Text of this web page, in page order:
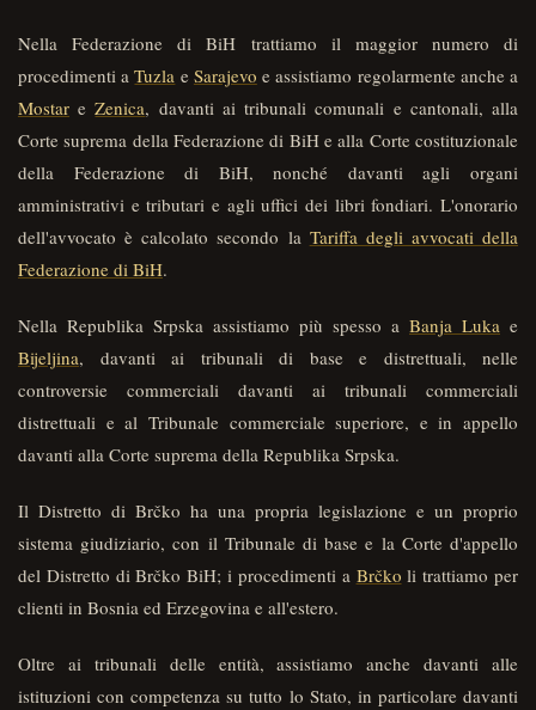
Nella Federazione di BiH trattiamo il maggior numero di
procedimenti aTuzla e Sarajevo e assistiamo regolarmente anche a
Mostar eZenica, davanti ai tribunali comunali e cantonali, alla
Corte suprema della Federazione di BiH e alla Corte costituzionale
della Federazione di BiH, nonché davanti agli organi
amministrativi e tributari e agli uffici dei libri fondiari. L'onorario
dell'avvocato è calcolato secondo la Tariffa degli avvocati della
Federazione di BiH.
Nella Republika Srpska assistiamo più spesso a Banja Luka e
Bijeljina, davanti ai tribunali di base e distrettuali, nelle
controversie commerciali davanti ai tribunali commerciali
distrettuali e al Tribunale commerciale superiore, e in appello
davanti alla Corte suprema della Republika Srpska.
Il Distretto di Brčko ha una propria legislazione e un proprio
sistema giudiziario, con il Tribunale di base e la Corte d'appello
del Distretto di Brčko BiH; i procedimenti a Brčko li trattiamo per
clienti in Bosnia ed Erzegovina e all'estero.
Oltre ai tribunali delle entità, assistiamo anche davanti alle
istituzioni con competenza su tutto lo Stato, in particolare davanti